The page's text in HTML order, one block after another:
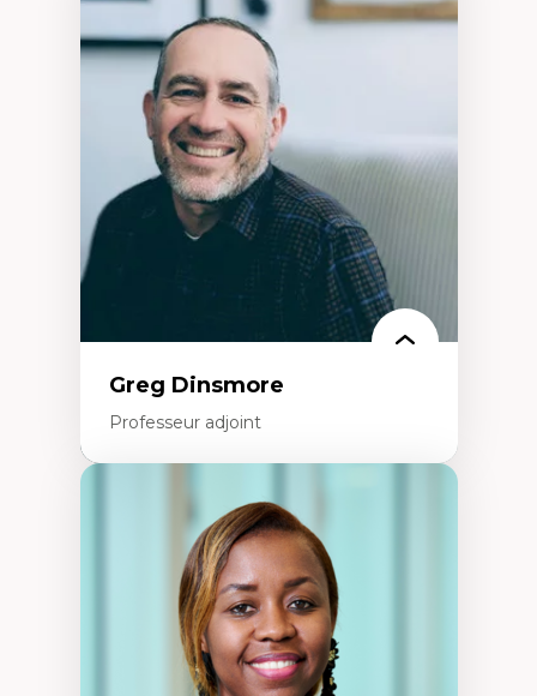
Pédagogies critiques et justice sociale
Éthique relationnelle et sollicitude en
éducation
Décolonisation et autochtonisation de la
formation à l’enseignement
Littératie et didactique du français
Éducation inclusive
Formation à l’enseignement en contexte
francophone minoritaire
Identité linguistique et culturelle
Recherche-action et approches
participatives
Leadership éducatif et pratiques réflexives
Éducation durable et bien-être en
Greg Dinsmore
Professeur adjoint
Fragmentation des auditoires médiatiques
Analyse multi-plateforme des auditoires
médiatiques
Analyse des comportements numériques à
travers les données massives et l’IA
Recherche quantitative et qualitative sur
les auditoires médiatiques
Épistémologie des techniques de recherche
numérique et l’IA